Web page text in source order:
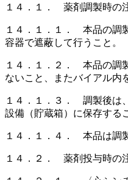
１４．１． 薬剤調製時の
１４．１．１． 本品の調
容器で遮蔽して行うこと。
１４．１．２． 本品の調
ないこと、またバイアル内
１４．１．３． 調製後は
設備（貯蔵箱）に保存する
１４．１．４． 本品は調
１４．２． 薬剤投与時の